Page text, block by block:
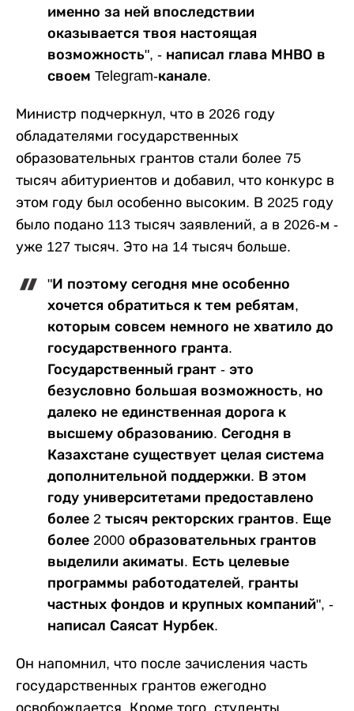
именно за ней впоследствии
оказывается твоя настоящая
возможность", - написал глава МНВО в
своем Telegram-канале.
Министр подчеркнул, что в 2026 году
обладателями государственных
образовательных грантов стали более 75
тысяч абитуриентов и добавил, что конкурс в
этом году был особенно высоким. В 2025 году
было подано 113 тысяч заявлений, а в 2026-м -
уже 127 тысяч. Это на 14 тысяч больше.
"И поэтому сегодня мне особенно
хочется обратиться к тем ребятам,
которым совсем немного не хватило до
государственного гранта.
Государственный грант - это
безусловно большая возможность, но
далеко не единственная дорога к
высшему образованию. Сегодня в
Казахстане существует целая система
дополнительной поддержки. В этом
году университетами предоставлено
более 2 тысяч ректорских грантов. Еще
более 2000 образовательных грантов
выделили акиматы. Есть целевые
программы работодателей, гранты
частных фондов и крупных компаний", -
написал Саясат Нурбек.
Он напомнил, что после зачисления часть
государственных грантов ежегодно
освобождается. Кроме того, студенты,